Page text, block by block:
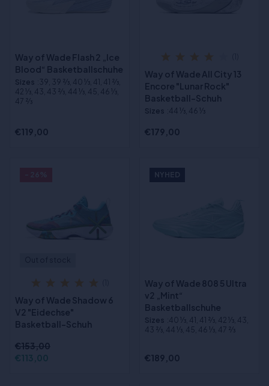
Way of Wade Flash 2 „Ice
Blood“ Basketballschuhe
Sizes :39, 39 2⁄3, 40 1⁄3, 41, 41 2⁄3,
42 1⁄3, 43, 43 2⁄3, 44 1⁄3, 45, 46 1⁄3,
47 2⁄3
€119,00
Way of Wade All City 13
Encore "Lunar Rock"
Basketball-Schuh
Sizes :44 1⁄3, 46 1⁄3
€179,00
Way of Wade Shadow 6
V2 "Eidechse"
Basketball-Schuh
€153,00
€113,00
NYHED
Way of Wade 808 5 Ultra
v2 „Mint“
Basketballschuhe
Sizes :40 1⁄3, 41, 41 2⁄3, 42 1⁄3, 43,
43 2⁄3, 44 1⁄3, 45, 46 1⁄3, 47 2⁄3
€189,00